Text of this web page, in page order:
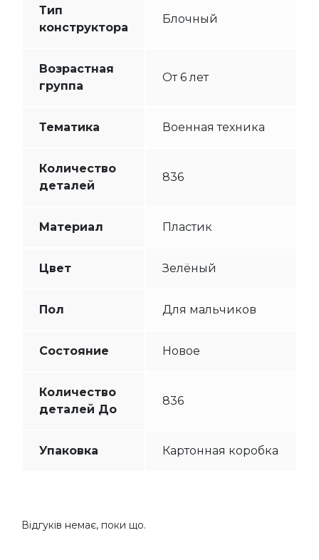
Тип
конструктора
Блочный
Возрастная
группа
От 6 лет
Тематика Военная техника
Количество
деталей
836
Материал Пластик
Цвет Зелёный
Пол Для мальчиков
Состояние Новое
Количество
деталей До
836
Упаковка Картонная коробка
Відгуків немає, поки що.